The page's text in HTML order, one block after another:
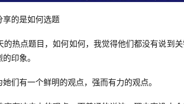
享的是如何选题
热点题目，如何如何，我觉得他们都没有说到
印象。
们有一个鲜明的观点，强而有力的观点。